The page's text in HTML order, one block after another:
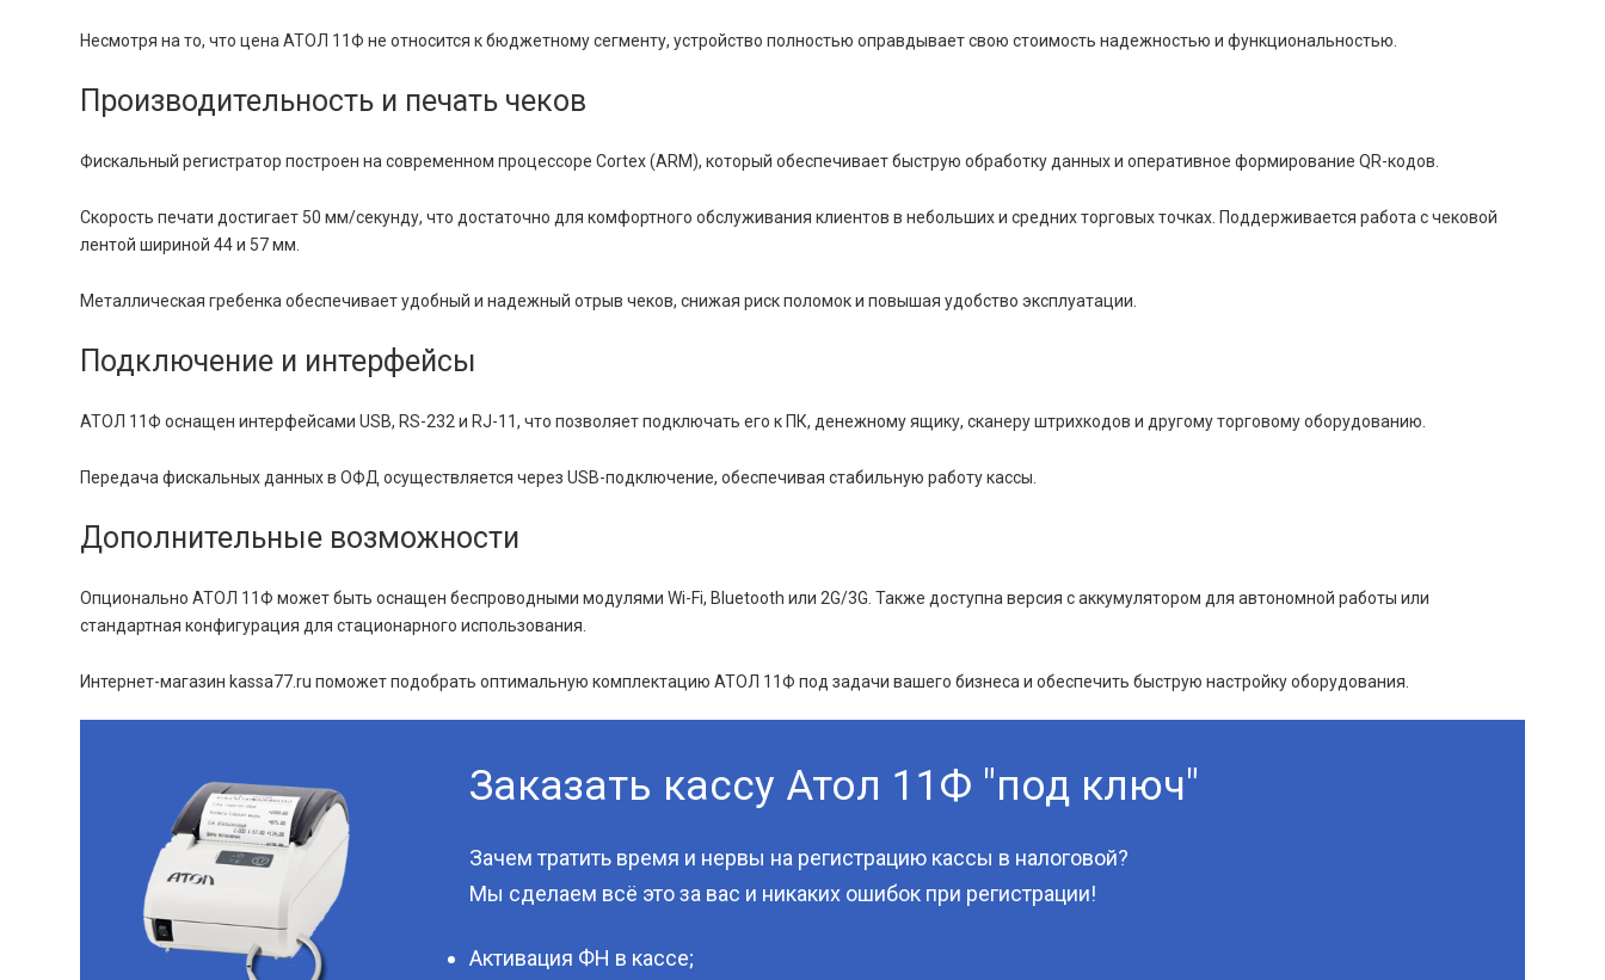
Несмотря на то, что цена АТОЛ 11Ф не относится к бюджетному сегменту, устройство полностью оправдывает свою стоимость надежностью и функциональностью.
Производительность и печать чеков
Фискальный регистратор построен на современном процессоре Cortex (ARM), который обеспечивает быструю обработку данных и оперативное формирование QR-кодов.
Скорость печати достигает 50 мм/секунду, что достаточно для комфортного обслуживания клиентов в небольших и средних торговых точках. Поддерживается работа с чековой
лентой шириной 44 и 57 мм.
Металлическая гребенка обеспечивает удобный и надежный отрыв чеков, снижая риск поломок и повышая удобство эксплуатации.
Подключение и интерфейсы
АТОЛ 11Ф оснащен интерфейсами USB, RS-232 и RJ-11, что позволяет подключать его к ПК, денежному ящику, сканеру штрихкодов и другому торговому оборудованию.
Передача фискальных данных в ОФД осуществляется через USB-подключение, обеспечивая стабильную работу кассы.
Дополнительные возможности
Опционально АТОЛ 11Ф может быть оснащен беспроводными модулями Wi-Fi, Bluetooth или 2G/3G. Также доступна версия с аккумулятором для автономной работы или
стандартная конфигурация для стационарного использования.
Интернет-магазин kassa77.ru поможет подобрать оптимальную комплектацию АТОЛ 11Ф под задачи вашего бизнеса и обеспечить быструю настройку оборудования.
Заказать кассу Атол 11Ф "под ключ"
Зачем тратить время и нервы на регистрацию кассы в налоговой?
Мы сделаем всё это за вас и никаких ошибок при регистрации!
Активация ФН в кассе;